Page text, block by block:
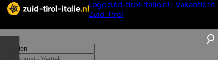
Logo zuid-tirol-italie.nl - Vakantie in
Zuid-Tirol